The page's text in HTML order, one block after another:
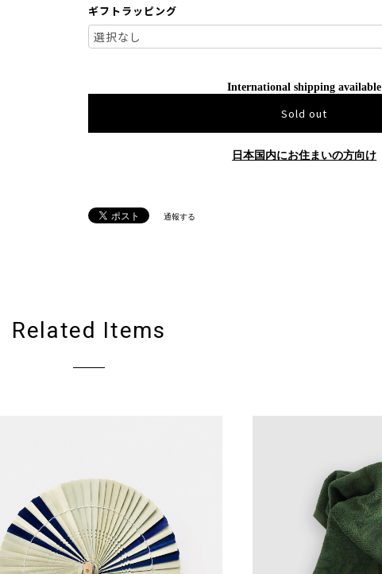
ギフトラッピング
International shipping available
Sold out
日本国内にお住まいの方向け
通報する
Related Items